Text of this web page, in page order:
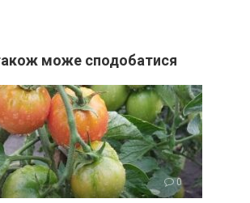
може сподобатися
0